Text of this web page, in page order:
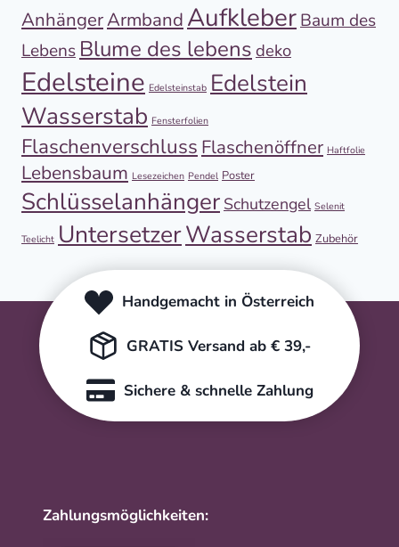
AnhängerArmband AufkleberBaum des
Lebens Blume des lebensdeko
Edelsteine Edelsteinstab Edelstein
Wasserstab Fensterfolien
Flaschenverschluss Flaschenöffner Haftfolie
Lebensbaum Lesezeichen Pendel Poster
Schlüsselanhänger Schutzengel Selenit
Teelicht UntersetzerWasserstab Zubehör
Handgemacht in Österreich
GRATIS Versand ab € 39,-
Sichere & schnelle Zahlung
Zahlungsmöglichkeiten: